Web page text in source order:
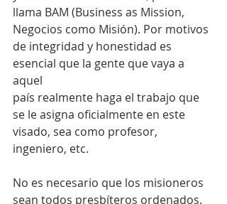
llama BAM (Business as Mission,
Negocios como Misión). Por motivos
de integridad y honestidad es
esencial que la gente que vaya a
aquel
país realmente haga el trabajo que
se le asigna oficialmente en este
visado, sea como profesor,
ingeniero, etc.
No es necesario que los misioneros
sean todos presbíteros ordenados.